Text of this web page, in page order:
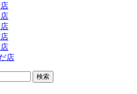
店